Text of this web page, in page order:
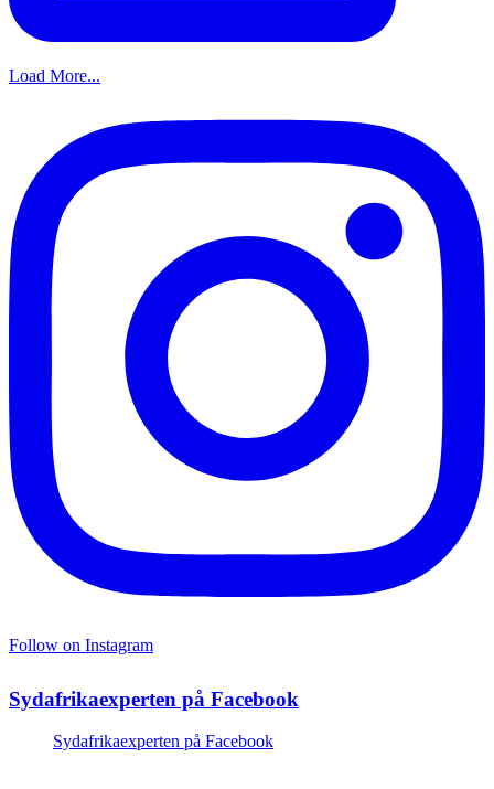
Load More...
Follow on Instagram
Sydafrikaexperten på Facebook
Sydafrikaexperten på Facebook